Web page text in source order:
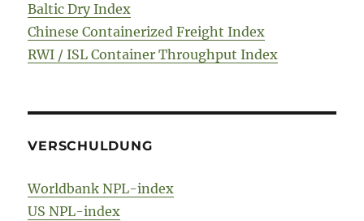
Baltic Dry Index
Chinese Containerized Freight Index
RWI / ISL Container Throughput Index
VERSCHULDUNG
Worldbank NPL-index
US NPL-index